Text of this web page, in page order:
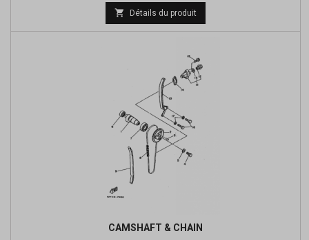
Prix
de
 Détails du produit
CAMSHAFT & CHAIN